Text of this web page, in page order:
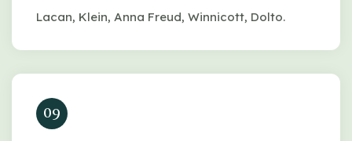
Lacan, Klein, Anna Freud, Winnicott, Dolto.
09